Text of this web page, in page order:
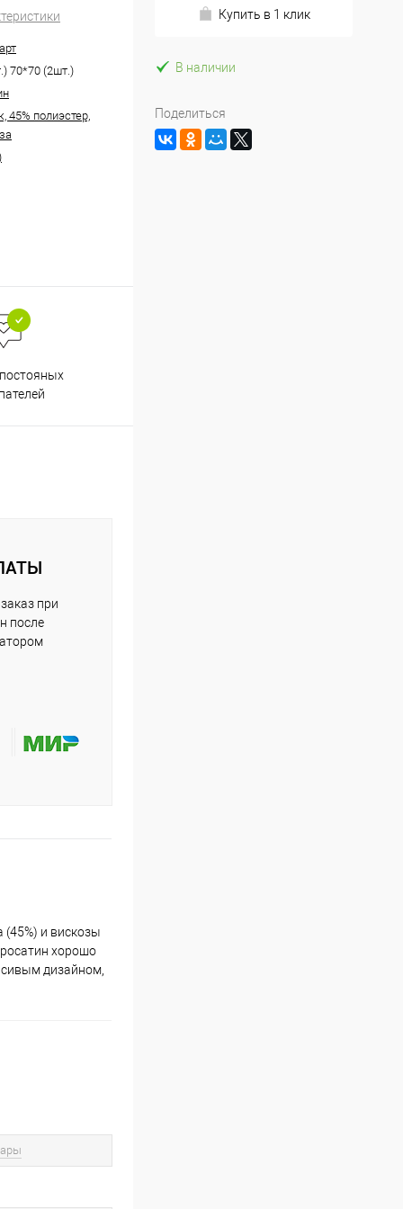
70*70 (2шт.)
45% полиэстер,
при
после
(45%) и вискозы
хорошо
дизайном,
Купить в 1 клик
В наличии
Поделиться